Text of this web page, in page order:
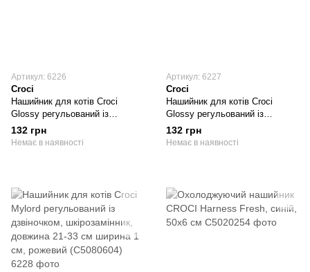
Артикул: 6226
Croci
Нашийник для котів Croci
Glossy регульований із
дзвіночком, шкірозамінник,
довжина 21-33 см ширина 1 см,
132 грн
Немає в наявності
Артикул: 6227
Croci
Нашийник для котів Croci
Glossy регульований із
дзвіночком, шкірозамінник,
довжина 21-33 см ширина 1 см,
132 грн
Немає в наявності